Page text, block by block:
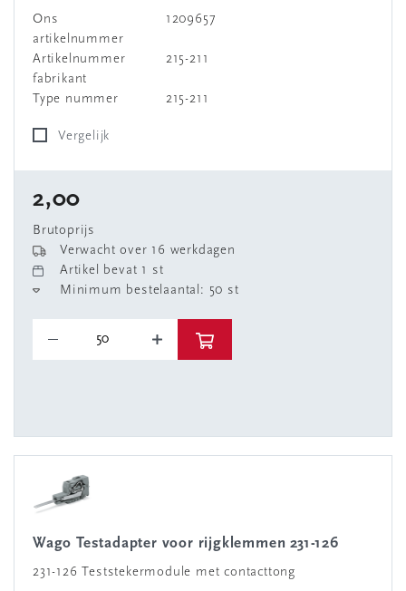
Ons
artikelnummer
1209657
Artikelnummer
fabrikant
215-211
Type nummer 215-211
Vergelijk
2,00
Brutoprijs
Verwacht over 16 werkdagen
Artikel bevat 1 st
Minimum bestelaantal: 50 st
Wago Testadapter voor rijgklemmen 231-126
231-126 Teststekermodule met contacttong